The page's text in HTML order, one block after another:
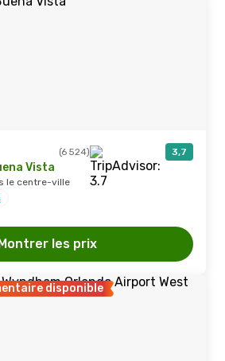
(6 524) 3,7
Vista
le centre-ville
les prix
disponible